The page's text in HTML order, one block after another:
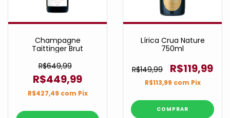
Champagne
Taittinger Brut
R$649,99
R$449,99
R$427,49 com Pix
Lírica Crua Nature
750ml
R$149,99 R$119,99
R$113,99 com Pix